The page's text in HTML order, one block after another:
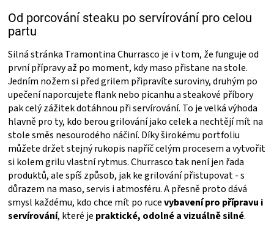
Od porcování steaku po servírování pro celou
partu
Silná stránka Tramontina Churrasco je i v tom, že funguje od
první přípravy až po moment, kdy maso přistane na stole.
Jedním nožem si před grilem připravíte suroviny, druhým po
upečení naporcujete flank nebo picanhu a steakové příbory
pak celý zážitek dotáhnou při servírování. To je velká výhoda
hlavně pro ty, kdo berou grilování jako celek a nechtějí mít na
stole směs nesourodého náčiní. Díky širokému portfoliu
můžete držet stejný rukopis napříč celým procesem a vytvořit
si kolem grilu vlastní rytmus. Churrasco tak není jen řada
produktů, ale spíš způsob, jak ke grilování přistupovat - s
důrazem na maso, servis i atmosféru. A přesně proto dává
smysl každému, kdo chce mít po rucevybavení pro přípravu i
servírování, které je praktické, odolné a vizuálně silné.